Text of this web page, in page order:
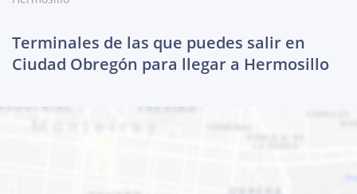
Terminales de las que puedes salir en
Ciudad Obregón para llegar a Hermosillo